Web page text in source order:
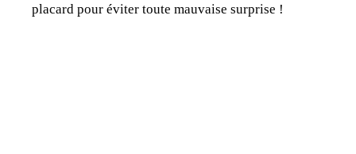
placard pour éviter toute mauvaise surprise !